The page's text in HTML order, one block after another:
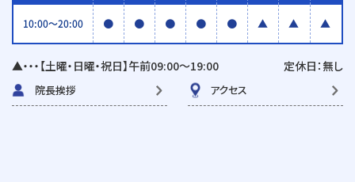
10:00〜20:00 ● ● ● ● ● ▲ ▲ ▲
▲・・・【土曜・日曜・祝日】午前09:00〜19:00 定休日：無し
院長挨拶 アクセス